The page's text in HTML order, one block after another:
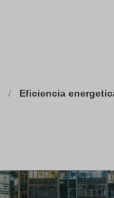
/ Eficiencia